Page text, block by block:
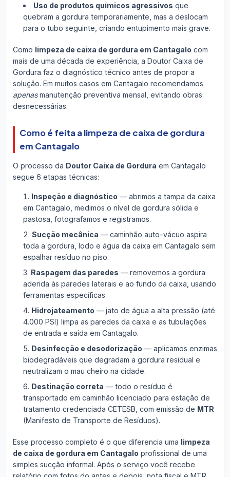
Uso de produtos químicos agressivos que
quebram a gordura temporariamente, mas a deslocam
para o tubo seguinte, criando entupimento mais grave.
Como limpeza de caixa de gordura em Cantagalo com
mais de uma década de experiência, a Doutor Caixa de
Gordura faz o diagnóstico técnico antes de propor a
solução. Em muitos casos em Cantagalo recomendamos
apenasmanutenção preventiva mensal, evitando obras
desnecessárias.
Como é feita a limpeza de caixa de gordura
em Cantagalo
O processo da Doutor Caixa de Gordura em Cantagalo
segue 6 etapas técnicas:
Inspeção e diagnóstico — abrimos a tampa da caixa
em Cantagalo, medimos o nível de gordura sólida e
pastosa, fotografamos e registramos.
Sucção mecânica — caminhão auto-vácuo aspira
toda a gordura, lodo e água da caixa em Cantagalo sem
espalhar resíduo no piso.
Raspagem das paredes — removemos a gordura
aderida às paredes laterais e ao fundo da caixa, usando
ferramentas específicas.
Hidrojateamento — jato de água a alta pressão (até
4.000 PSI) limpa as paredes da caixa e as tubulações
de entrada e saída em Cantagalo.
Desinfecção e desodorização — aplicamos enzimas
biodegradáveis que degradam a gordura residual e
neutralizam o mau cheiro na cidade.
Destinação correta — todo o resíduo é
transportado em caminhão licenciado para estação de
tratamento credenciada CETESB, com emissão de MTR
(Manifesto de Transporte de Resíduos).
Esse processo completo é o que diferencia uma limpeza
de caixa de gordura em Cantagalo profissional de uma
simples sucção informal. Após o serviço você recebe